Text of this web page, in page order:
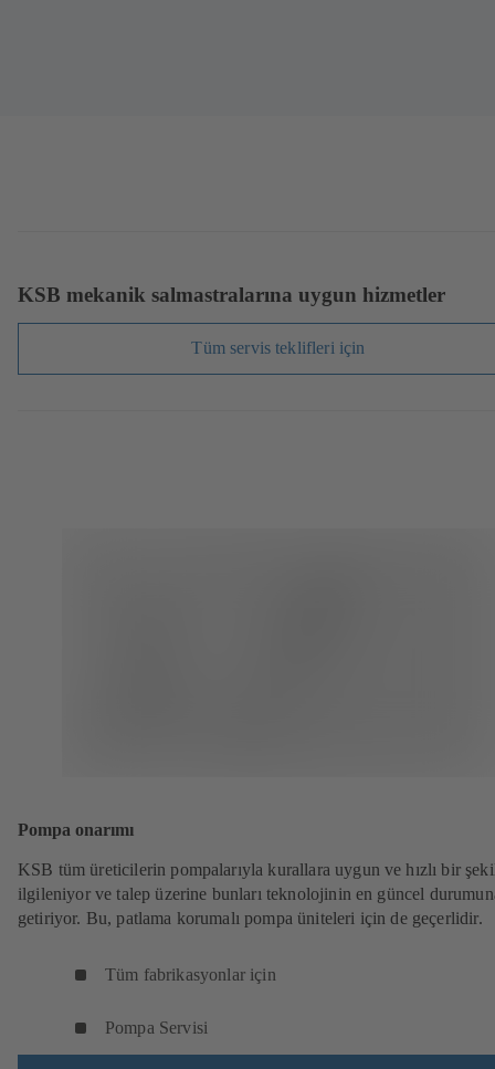
KSB mekanik salmastralarına uygun hizmetler
Tüm servis teklifleri için
Pompa onarımı
KSB tüm üreticilerin pompalarıyla kurallara uygun ve hızlı bir
ilgileniyor ve talep üzerine bunları teknolojinin en güncel
getiriyor. Bu, patlama korumalı pompa üniteleri için de geçerlidir.
Tüm fabrikasyonlar için
Pompa Servisi